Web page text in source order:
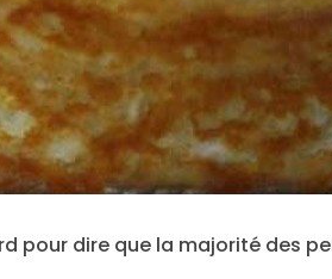
pour dire que la majorité des